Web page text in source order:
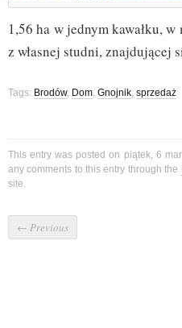
1,56 ha w jednym kawałku,
z własnej studni, znajdującej
Tags: Brodów, Dom, Gnojnik, sprzedaż
This entry was posted on piątek, 6
any comments to this entry through the
site.
← Previous